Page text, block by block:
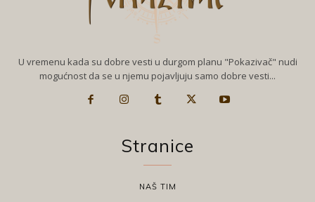
U vremenu kada su dobre vesti u durgom planu "Pokazivač" nudi
mogućnost da se u njemu pojavljuju samo dobre vesti...
Stranice
NAŠ TIM